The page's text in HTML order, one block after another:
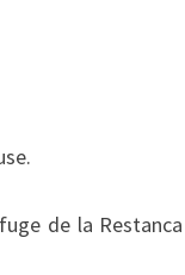
de la Restanca